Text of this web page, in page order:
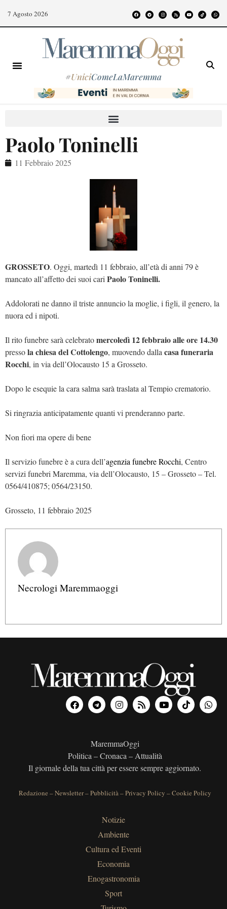
7 Agosto 2026
#UniciComeLaMaremma
Paolo Toninelli
11 Febbraio 2025
GROSSETO. Oggi, martedì 11 febbraio, all’età di anni 79 è
mancato all’affetto dei suoi cariPaolo Toninelli.
Addolorati ne danno il triste annuncio la moglie, i figli, il genero, la
nuora ed i nipoti.
Il rito funebre sarà celebratomercoledì 12 febbraio alle ore 14.30
pressola chiesa del Cottolengo, muovendo dallacasa funeraria
Rocchi, in via dell’Olocausto 15 a Grosseto.
Dopo le esequie la cara salma sarà traslata al Tempio crematorio.
Si ringrazia anticipatamente quanti vi prenderanno parte.
Non fiori ma opere di bene
Il servizio funebre è a cura dell’agenzia funebre Rocchi, Centro
servizi funebri Maremma, via dell’Olocausto, 15 – Grosseto – Tel.
0564/410875; 0564/23150.
Grosseto, 11 febbraio 2025
Necrologi Maremmaoggi
MaremmaOggi
Politica – Cronaca – Attualità
Il giornale della tua città per essere sempre aggiornato.
Redazione –Newsletter–Pubblicità–Privacy Policy –Cookie Policy
Notizie
Ambiente
Cultura ed Eventi
Economia
Enogastronomia
Sport